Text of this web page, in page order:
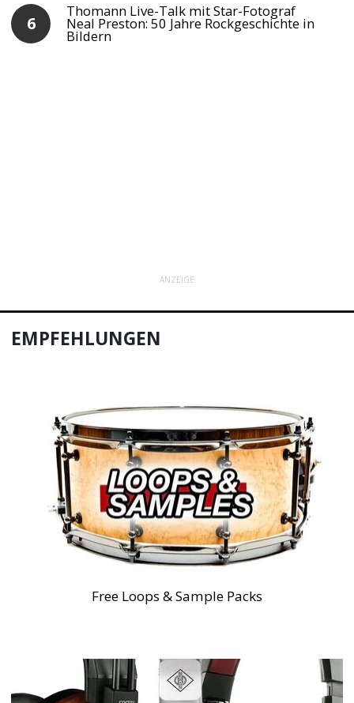
Thomann Live-Talk mit Star-Fotograf
Neal Preston: 50 Jahre Rockgeschichte in
Bildern
ANZEIGE
EMPFEHLUNGEN
Free Loops & Sample Packs